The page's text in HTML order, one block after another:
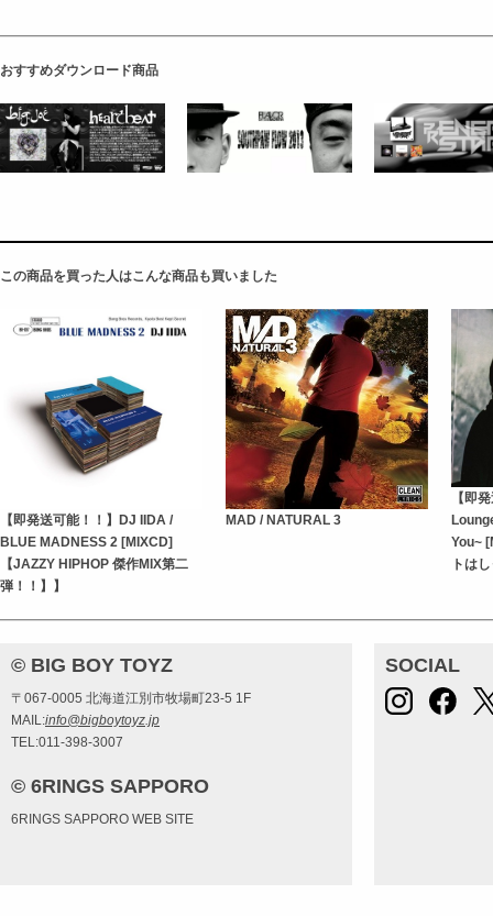
おすすめダウンロード商品
この商品を買った人はこんな商品も買いました
【即発送可能！！】DJ IIDA /
BLUE MADNESS 2 [MIXCD]
【JAZZY HIPHOP 傑作MIX第二
弾！！】】
MAD / NATURAL 3
【即
You~
トは
© BIG BOY TOYZ
〒067-0005 北海道江別市牧場町23-5 1F
MAIL:info@bigboytoyz.jp
TEL:011-398-3007
© 6RINGS SAPPORO
6RINGS SAPPORO WEB SITE
SOCIAL